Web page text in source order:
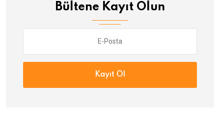
Bültene Kayıt Olun
Kayıt Ol